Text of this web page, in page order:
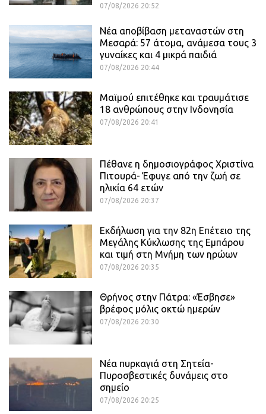
07/08/2026 20:52
Νέα αποβίβαση μεταναστών στη
Μεσαρά: 57 άτομα, ανάμεσα τους 3
γυναίκες και 4 μικρά παιδιά
07/08/2026 20:44
Μαϊμού επιτέθηκε και τραυμάτισε
18 ανθρώπους στην Ινδονησία
07/08/2026 20:41
Πέθανε η δημοσιογράφος Χριστίνα
Πιτουρά- Έφυγε από την ζωή σε
ηλικία 64 ετών
07/08/2026 20:37
Εκδήλωση για την 82η Επέτειο της
Μεγάλης Κύκλωσης της Εμπάρου
και τιμή στη Μνήμη των ηρώων
07/08/2026 20:35
Θρήνος στην Πάτρα: «Έσβησε»
βρέφος μόλις οκτώ ημερών
07/08/2026 20:30
Νέα πυρκαγιά στη Σητεία-
Πυροσβεστικές δυνάμεις στο
σημείο
07/08/2026 20:25